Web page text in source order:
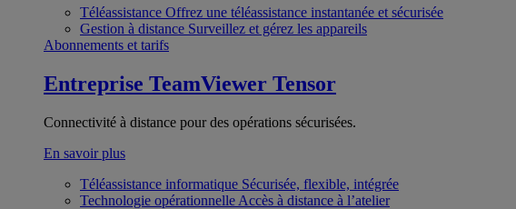
Téléassistance Offrez une téléassistance instantanée et sécurisée
Gestion à distance Surveillez et gérez les appareils
Abonnements et tarifs
Entreprise TeamViewer Tensor
Connectivité à distance pour des opérations sécurisées.
En savoir plus
Téléassistance informatique Sécurisée, flexible, intégrée
Technologie opérationnelle Accès à distance à l’atelier